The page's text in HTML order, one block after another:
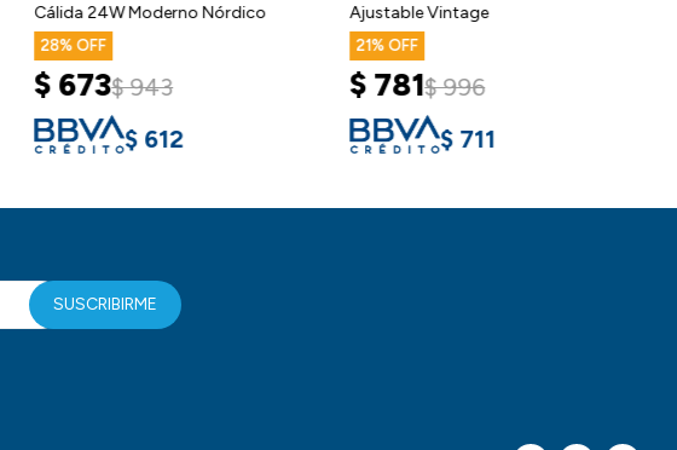
Cálida 24W Moderno Nórdico
28
$ 673$ 943
$ 612
Ajustable Vintage
21
$ 781$ 996
$ 711
SUSCRIBIRME